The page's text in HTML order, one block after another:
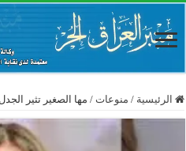
الرئيسية / منوعات / مها الصغير تثير